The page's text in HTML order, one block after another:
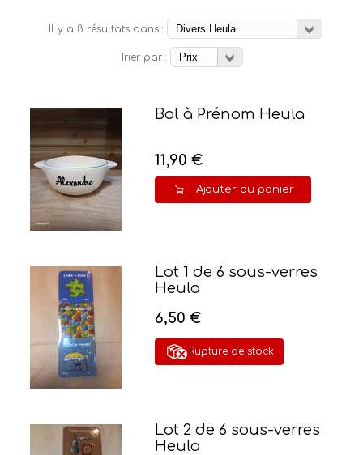
Il y a 8 résultats dans :
Trier par :
Bol à Prénom Heula
11,90 €
Ajouter au panier
Lot 1 de 6 sous-verres
Heula
6,50 €
Rupture de stock
Lot 2 de 6 sous-verres
Heula